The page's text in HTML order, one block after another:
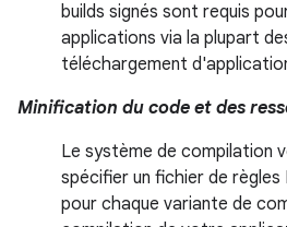
builds signés sont requis
applications via la plupart
téléchargement
Minification du code et des
Le système de compilation
spécifier un fichier de
pour chaque variante de